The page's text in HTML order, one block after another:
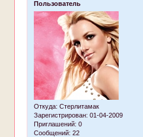
Пользователь
Откуда: Стерлитамак
Зарегистрирован: 01-04-2009
Приглашений: 0
Сообщений: 22